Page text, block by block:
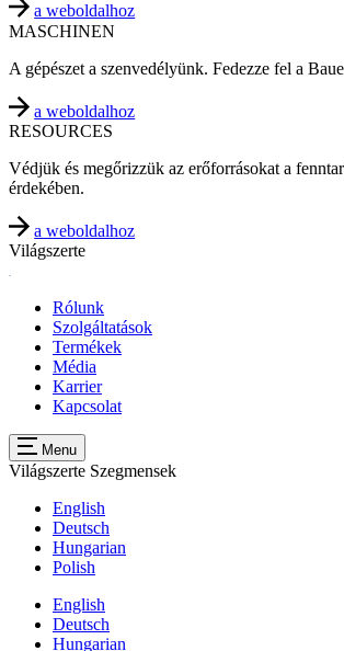
a weboldalhoz
MASCHINEN
A gépészet a szenvedélyünk. Fedezze fel a
a weboldalhoz
RESOURCES
Védjük és megőrizzük az erőforrásokat a
érdekében.
a weboldalhoz
Világszerte
Rólunk
Szolgáltatások
Termékek
Média
Karrier
Kapcsolat
Menu
Világszerte Szegmensek
English
Deutsch
Hungarian
Polish
English
Deutsch
Hungarian